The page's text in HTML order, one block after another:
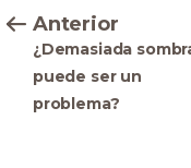
Anterior
¿Demasiada
puede ser un
problema?